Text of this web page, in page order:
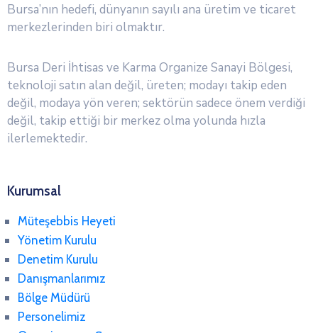
Bursa’nın hedefi, dünyanın sayılı ana üretim ve ticaret
merkezlerinden biri olmaktır.
Bursa Deri İhtisas ve Karma Organize Sanayi Bölgesi,
teknoloji satın alan değil, üreten; modayı takip eden
değil, modaya yön veren; sektörün sadece önem verdiği
değil, takip ettiği bir merkez olma yolunda hızla
ilerlemektedir.
Kurumsal
Müteşebbis Heyeti
Yönetim Kurulu
Denetim Kurulu
Danışmanlarımız
Bölge Müdürü
Personelimiz